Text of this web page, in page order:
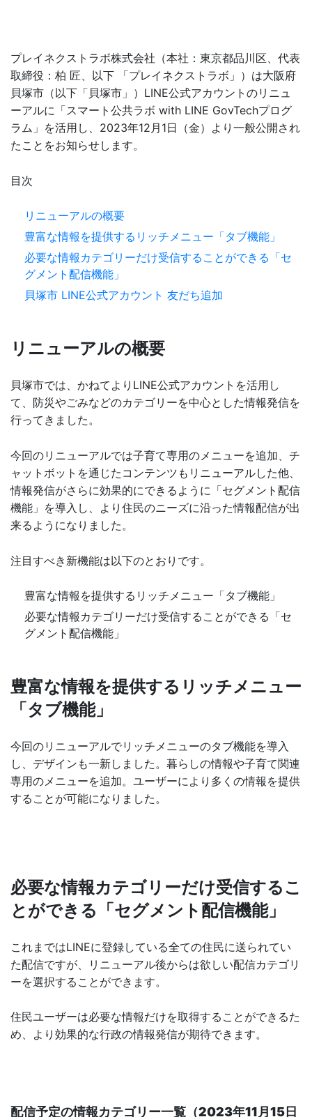
プレイネクストラボ株式会社（本社：東京都品川区、代表
取締役：柏 匠、以下 「プレイネクストラボ」）は大阪府
貝塚市（以下「貝塚市」）LINE公式アカウントのリニュ
ーアルに「スマート公共ラボ with LINE GovTechプログ
ラム」を活用し、2023年12月1日（金）より一般公開され
たことをお知らせします。
目次
リニューアルの概要
豊富な情報を提供するリッチメニュー「タブ機能」
必要な情報カテゴリーだけ受信することができる「セ
グメント配信機能」
貝塚市 LINE公式アカウント 友だち追加
リニューアルの概要
貝塚市では、かねてよりLINE公式アカウントを活用し
て、防災やごみなどのカテゴリーを中心とした情報発信を
行ってきました。
今回のリニューアルでは子育て専用のメニューを追加、チ
ャットボットを通じたコンテンツもリニューアルした他、
情報発信がさらに効果的にできるように「セグメント配信
機能」を導入し、より住民のニーズに沿った情報配信が出
来るようになりました。
注目すべき新機能は以下のとおりです。
豊富な情報を提供するリッチメニュー「タブ機能」
必要な情報カテゴリーだけ受信することができる「セ
グメント配信機能」
豊富な情報を提供するリッチメニュー
「タブ機能」
今回のリニューアルでリッチメニューのタブ機能を導入
し、デザインも一新しました。暮らしの情報や子育て関連
専用のメニューを追加。ユーザーにより多くの情報を提供
することが可能になりました。
必要な情報カテゴリーだけ受信するこ
とができる「セグメント配信機能」
これまではLINEに登録している全ての住民に送られてい
た配信ですが、リニューアル後からは欲しい配信カテゴリ
ーを選択することができます。
住民ユーザーは必要な情報だけを取得することができるた
め、より効果的な行政の情報発信が期待できます。
配信予定の情報カテゴリー一覧（2023年11月15日